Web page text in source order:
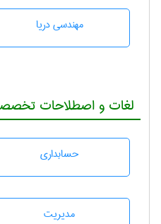
مهندسی دریا
لغات و اصطلاحات
حسابداری
مديريت